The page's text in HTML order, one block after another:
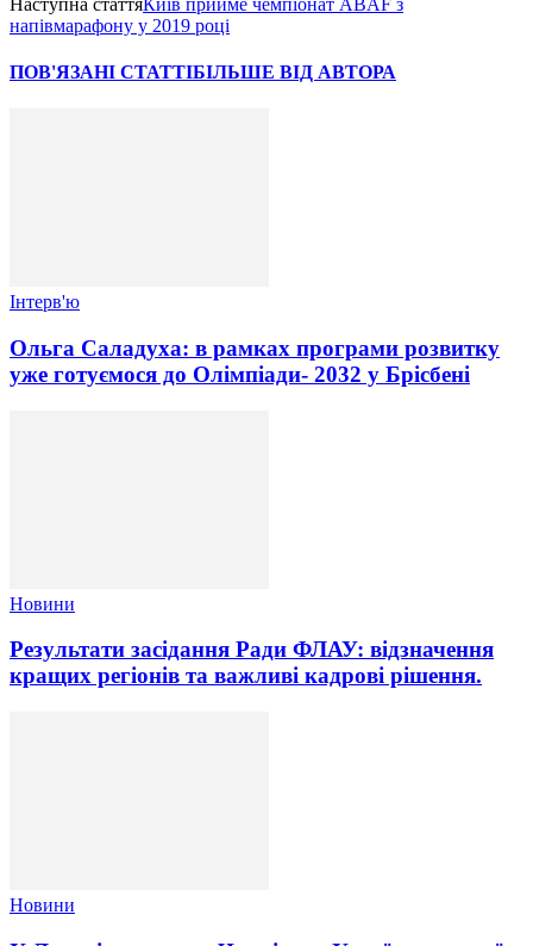
напівмарафону у 2019 році
ПОВ'ЯЗАНІ СТАТТІБІЛЬШЕ ВІД АВТОРА
Інтерв'ю
Ольга Саладуха: в рамках програми розвитку
уже готуємося до Олімпіади- 2032 у Брісбені
Новини
Результати засідання Ради ФЛАУ: відзначення
кращих регіонів та важливі кадрові рішення.
Новини